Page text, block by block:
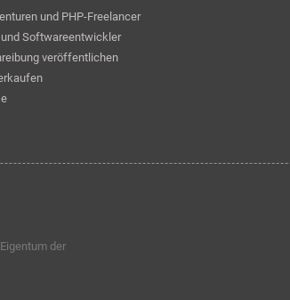
und PHP-Freelancer
und Softwareentwickler
veröffentlichen
der